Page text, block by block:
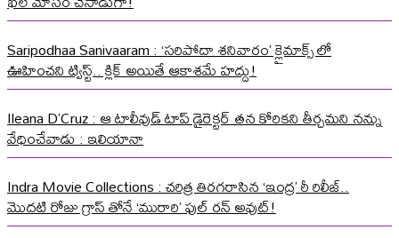
Saripodhaa Sanivaaram : ‘సరిపోదా శనివారం’ క్లైమాక్స్ లో
ఊహించని ట్విస్ట్.. క్లిక్ అయితే ఆకాశమే హద్దు!
Ileana D’Cruz : ఆ టాలీవుడ్ టాప్ డైరెక్టర్ తన కోరికని తీర్చమని నన్ను
వేధించేవాడు : ఇలియానా
Indra Movie Collections : చరిత్ర తిరగరాసిన ‘ఇంద్ర’ రీ రిలీజ్..
మొదటి రోజు గ్రాస్ తోనే ‘మురారి’ ఫుల్ రన్ అవుట్!